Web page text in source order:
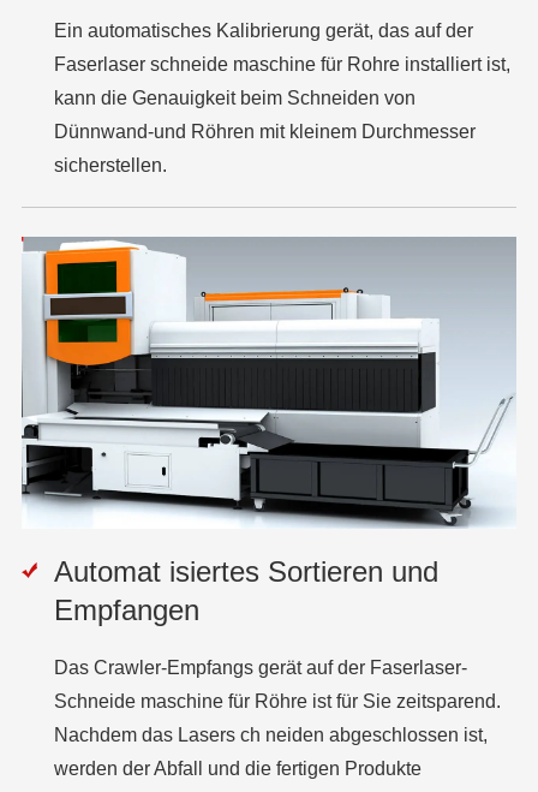
Ein automatisches Kalibrierung gerät, das auf der
Faserlaser schneide maschine für Rohre installiert ist,
kann die Genauigkeit beim Schneiden von
Dünnwand-und Röhren mit kleinem Durchmesser
sicherstellen.
Automat isiertes Sortieren und
Empfangen
Das Crawler-Empfangs gerät auf der Faserlaser-
Schneide maschine für Röhre ist für Sie zeitsparend.
Nachdem das Lasers ch neiden abgeschlossen ist,
werden der Abfall und die fertigen Produkte